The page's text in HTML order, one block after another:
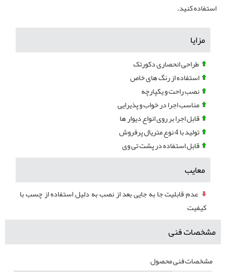
استفاده کنید.
مزایا
طراحی انحصاری دکورتک
استفاده از رنگ های خاص
نصب راحت و یکپارچه
مناسب اجرا در خواب و پذیرایی
قابل اجرا بر روی انواع دیوار ها
تولید با 4 نوع متریال پرفروش
قابل استفاده در پشت تی وی
معایب
عدم قابلیت جا به جایی بعد از نصب به دلیل استفاده از چسب با
کیفیت
مشخصات فنی
مشخصات فنی محصول